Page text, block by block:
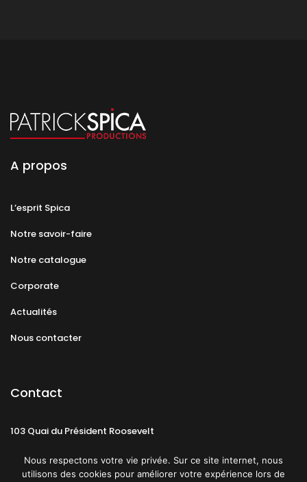
A propos
L’esprit Spica
Notre savoir-faire
Notre catalogue
Corporate
Actualités
Nous contacter
Contact
103 Quai du Président Roosevelt
Nous respectons votre vie privée. Sur ce site internet, nous
utilisons des cookies pour améliorer votre expérience lors de